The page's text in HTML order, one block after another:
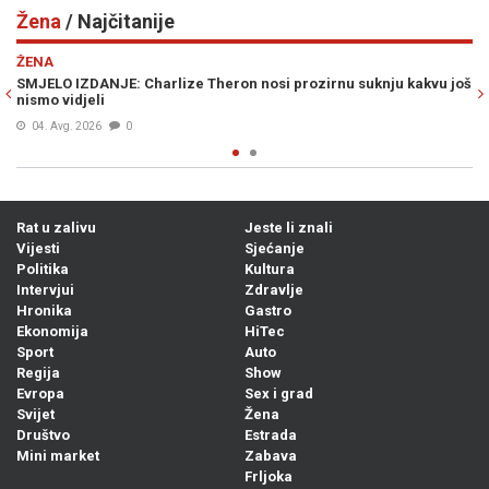
Žena / Najčitanije
još
ŽENA
KATIE HOLMES OPET IZNENADILA: Kraljica ulične mode vratila je
traperice iz 90-ih i balerinke koje će se nositi čitavu jesen (FOTO)
04. Avg. 2026
Rat u zalivu
Vijesti
Politika
Intervjui
Hronika
Ekonomija
Sport
Regija
Evropa
Svijet
Društvo
Mini market
Jeste li znali
Sjećanje
Kultura
Zdravlje
Gastro
HiTec
Auto
Show
Sex i grad
Žena
Estrada
Zabava
Frljoka